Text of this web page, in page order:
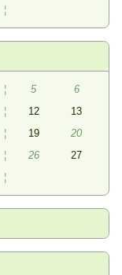
¦
¦ 5
6
¦ 12
13
¦ 19
20
¦ 26
27
¦